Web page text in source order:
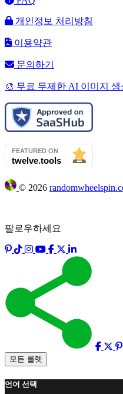
개인정보 처리방침
이용약관
문의하기
🎨 무료 무제한 AI 이미지 생
© 2026
팔로우하세요
모든 룰렛
언어 선택